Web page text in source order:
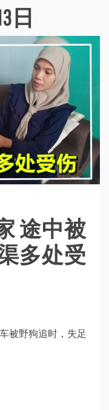
日
途中被
多处受
被野狗追时，失足